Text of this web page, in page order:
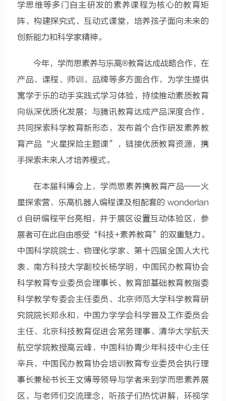
学思维等多门自主研发的素养课程为核心的教育矩
阵，构建探究式、互动式课堂，培养孩子面向未来的
创新能力和科学家精神。
今年，学而思素养与乐高®教育达成战略合作，在
产品、课程、师训、品牌等多方面合作，为学生提供
寓学于乐的动手实践式学习体验，持续推动素质教育
向纵深优质化发展；与腾讯教育达成产品深度合作，
共同探索科学教育新形态，发布首个合作研发素养教
育产品“火星探险主题课”，链接优质教育资源，携
手探索未来人才培养模式。
在本届科博会上，学而思素养携教育产品——火
星探索营、乐高机器人编程课及相配套的 wonderlan
d 自研编程平台亮相，并于展区设置互动体验区，参
展者可在此自由感受“科技+素养教育”的双重魅力。
中国科学院院士、物理化学家、第十四届全国人大代
表、南方科技大学副校长杨学明，中国民办教育协会
科学教育专业委员会理事长、教育部基础教育教指委
科学教学专委会主任委员、北京师范大学科学教育研
究院院长郑永和，中国力学学会科学普及工作委员会
主任、北京科技教育促进会常务理事、清华大学航天
航空学院教授高云峰，中国科协青少年科技中心主任
辛兵，中国民办教育协会培训教育专业委员会执行理
事长兼秘书长王文博等领导与学者来到学而思素养展
区，与老师们交流理念，听孩子们热忱讲解，环视学